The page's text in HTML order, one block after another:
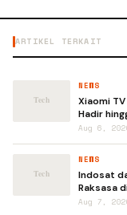
ARTIKEL TERKAIT
NEWS
Xiaomi
Hadir
Aug 6,
NEWS
Indosat
Raksasa
Aug 7,